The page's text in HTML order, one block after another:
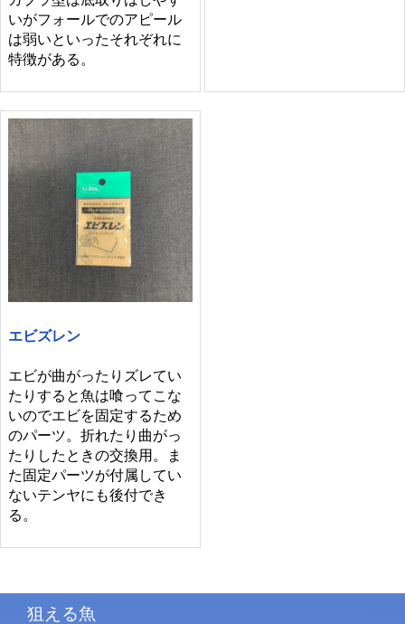
いがフォールでのアピール
は弱いといったそれぞれに
特徴がある。
エビズレン
エビが曲がったりズレてい
たりすると魚は喰ってこな
いのでエビを固定するため
のパーツ。折れたり曲がっ
たりしたときの交換用。ま
た固定パーツが付属してい
ないテンヤにも後付でき
る。
狙える魚